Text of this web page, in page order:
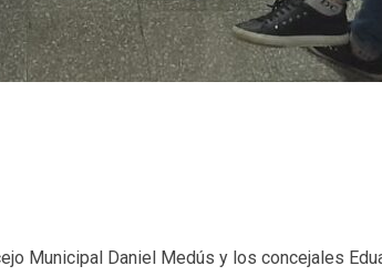
Municipal Daniel Medús y los concejales